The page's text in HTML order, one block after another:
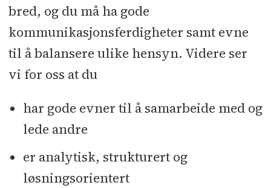
bred, og du må ha gode
kommunikasjonsferdigheter samt evne
til å balansere ulike hensyn. Videre ser
vi for oss at du
har gode evner til å samarbeide med og
lede andre
er analytisk, strukturert og
løsningsorientert